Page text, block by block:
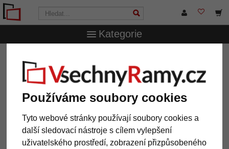
Používáme soubory cookies
Tyto webové stránky používají soubory cookies a
další sledovací nástroje s cílem vylepšení
uživatelského prostředí, zobrazení přizpůsobeného
Kategorie
Dřevěný rám Metalia 45
Dřevěný rám Metalia 45